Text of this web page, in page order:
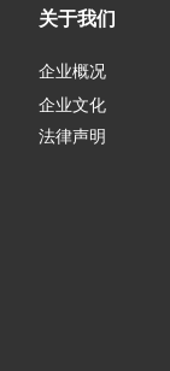
关于我们
企业概况
企业文化
法律声明